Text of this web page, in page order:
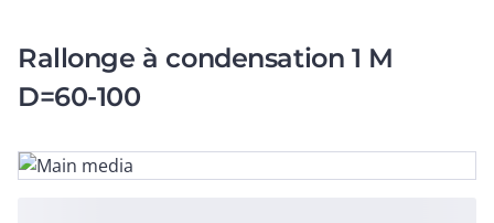
Rallonge à condensation 1 M
D=60-100